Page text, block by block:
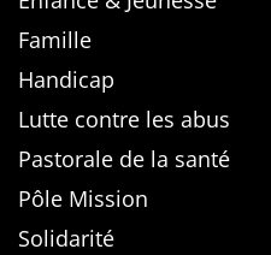
Famille
Handicap
Lutte contre les abus
Pastorale de la santé
Pôle Mission
Solidarité